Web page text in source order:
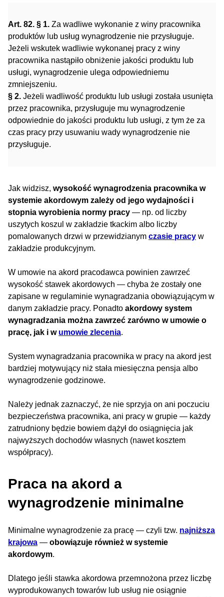
Art. 82. § 1. Za wadliwe wykonanie z winy pracownika
produktów lub usług wynagrodzenie nie przysługuje.
Jeżeli wskutek wadliwie wykonanej pracy z winy
pracownika nastąpiło obniżenie jakości produktu lub
usługi, wynagrodzenie ulega odpowiedniemu
zmniejszeniu.
§ 2. Jeżeli wadliwość produktu lub usługi została usunięta
przez pracownika, przysługuje mu wynagrodzenie
odpowiednie do jakości produktu lub usługi, z tym że za
czas pracy przy usuwaniu wady wynagrodzenie nie
przysługuje.
Jak widzisz, wysokość wynagrodzenia pracownika w
systemie akordowym zależy od jego wydajności i
stopnia wyrobienia normy pracy — np. od liczby
uszytych koszul w zakładzie tkackim albo liczby
pomalowanych drzwi w przewidzianym czasie pracy w
zakładzie produkcyjnym.
W umowie na akord pracodawca powinien zawrzeć
wysokość stawek akordowych — chyba że zostały one
zapisane w regulaminie wynagradzania obowiązującym w
danym zakładzie pracy. Ponadto akordowy system
wynagradzania można zawrzeć zarówno w umowie o
pracę, jak i w umowie zlecenia.
System wynagradzania pracownika w pracy na akord jest
bardziej motywujący niż stała miesięczna pensja albo
wynagrodzenie godzinowe.
Należy jednak zaznaczyć, że nie sprzyja on ani poczuciu
bezpieczeństwa pracownika, ani pracy w grupie — każdy
zatrudniony będzie bowiem dążył do osiągnięcia jak
najwyższych dochodów własnych (nawet kosztem
współpracy).
Praca na akord a
wynagrodzenie minimalne
Minimalne wynagrodzenie za pracę — czyli tzw. najniższa
krajowa — obowiązuje również w systemie
akordowym.
Dlatego jeśli stawka akordowa przemnożona przez liczbę
wyprodukowanych towarów lub usług nie osiągnie